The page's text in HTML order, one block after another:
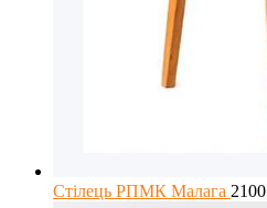
Стілець РПМК Малага 2100